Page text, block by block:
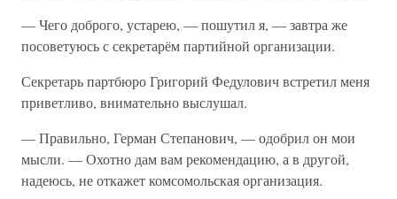
— Чего доброго, устарею, — пошутил я, — завтра же
посоветуюсь с секретарём партийной организации.
Секретарь партбюро Григорий Федулович встретил меня
приветливо, внимательно выслушал.
— Правильно, Герман Степанович, — одобрил он мои
мысли. — Охотно дам вам рекомендацию, а в другой,
надеюсь, не откажет комсомольская организация.